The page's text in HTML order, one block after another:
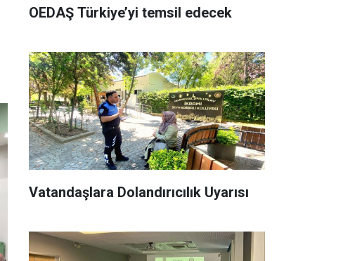
OEDAŞ Türkiye’yi temsil edecek
Vatandaşlara Dolandırıcılık Uyarısı